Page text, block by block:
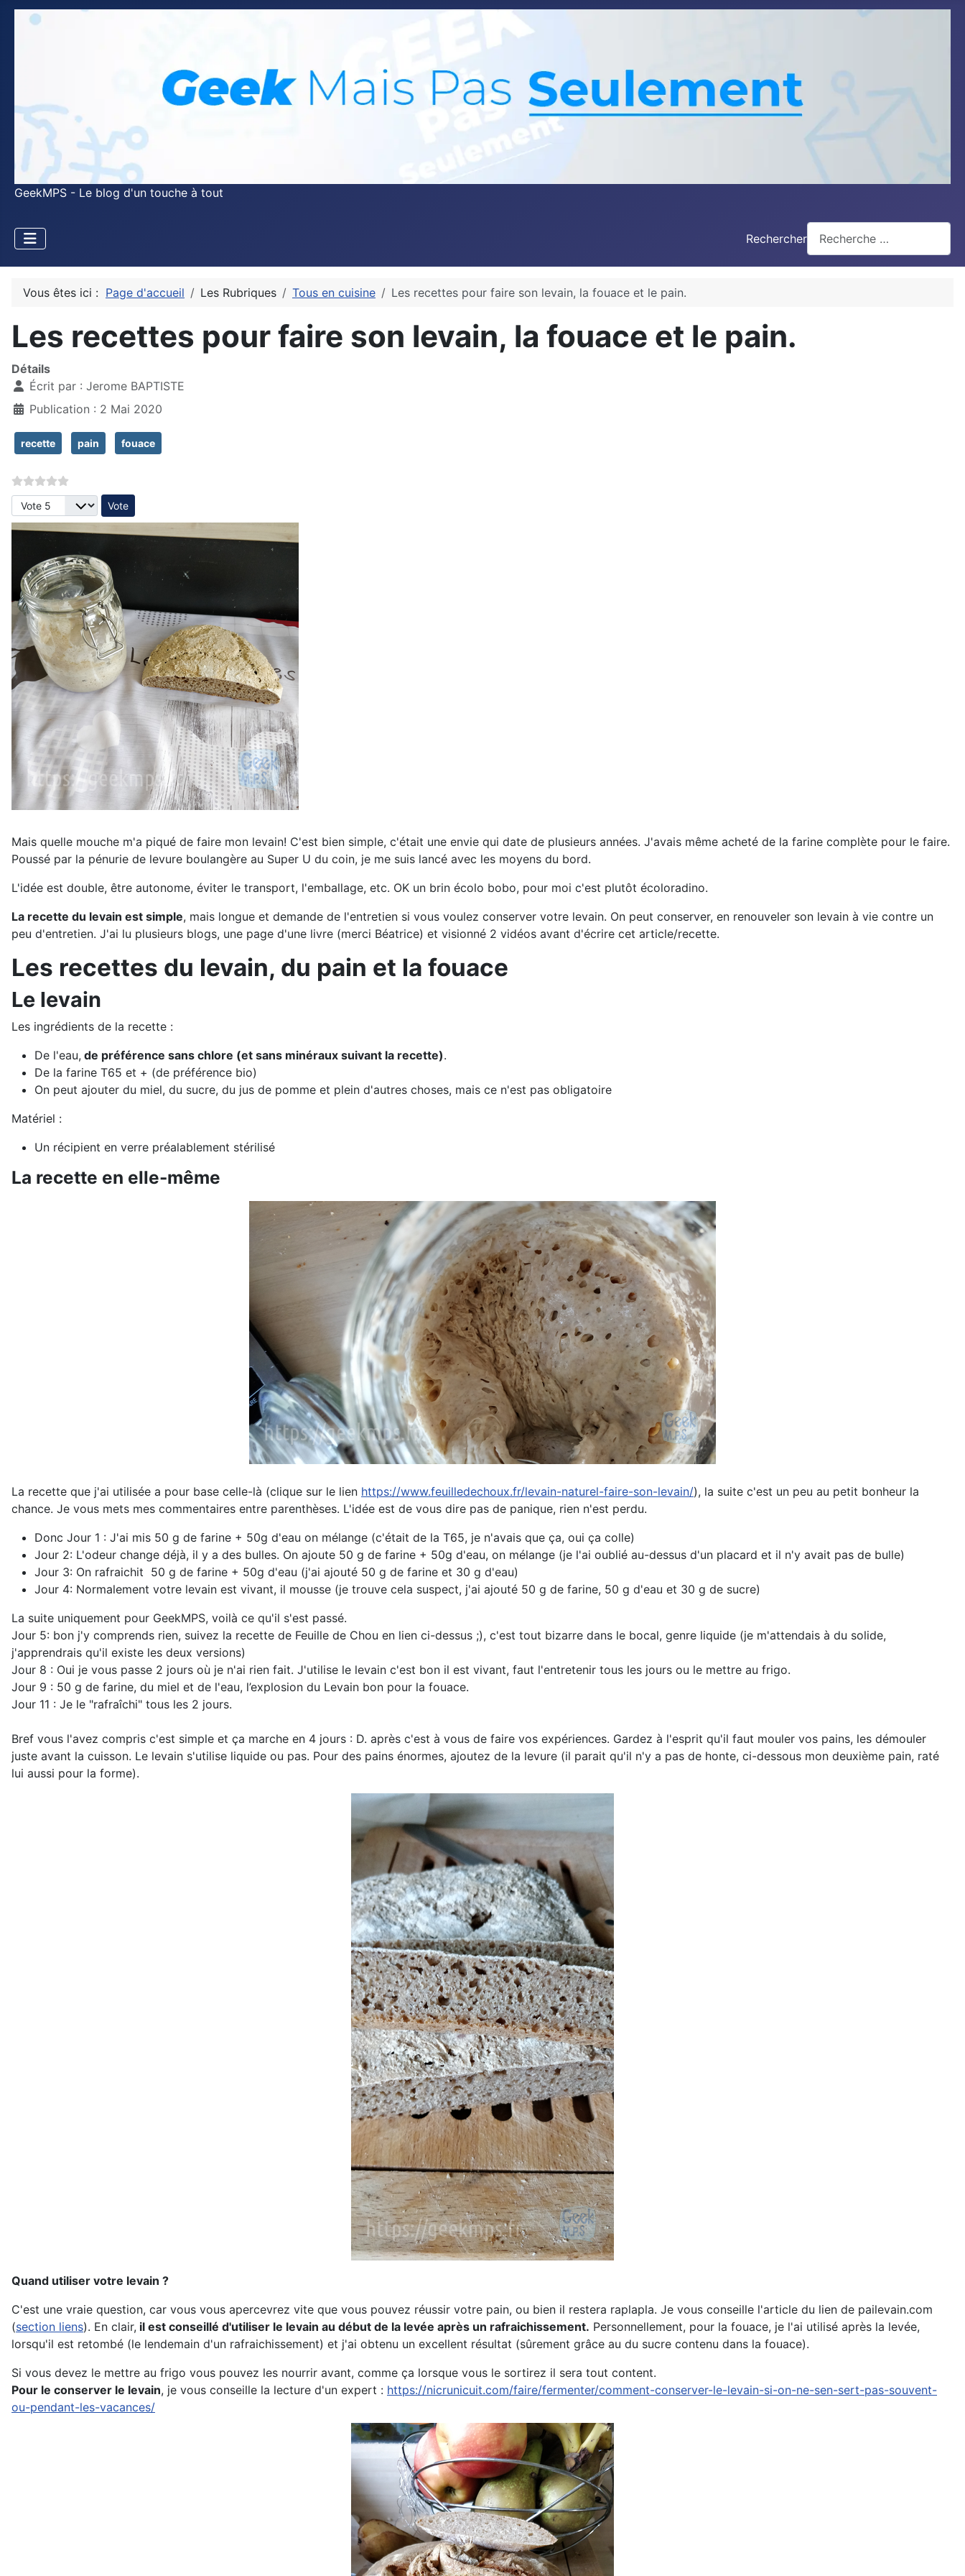
GeekMPS - Le blog d'un touche à tout
Rechercher
Vous êtes ici : Page d'accueil Les Rubriques Tous en cuisine Les recettes pour faire son levain, la fouace et le pain.
Les recettes pour faire son levain, la fouace et le pain.
Détails
Écrit par : Jerome BAPTISTE
Publication : 2 Mai 2020
recette pain fouace
Veuillez voter
Mais quelle mouche m'a piqué de faire mon levain! C'est bien simple, c'était une envie qui date de plusieurs années. J'avais même acheté de la farine complète pour le faire.
Poussé par la pénurie de levure boulangère au Super U du coin, je me suis lancé avec les moyens du bord.
L'idée est double, être autonome, éviter le transport, l'emballage, etc. OK un brin écolo bobo, pour moi c'est plutôt écoloradino.
La recette du levain est simple, mais longue et demande de l'entretien si vous voulez conserver votre levain. On peut conserver, en renouveler son levain à vie contre un
peu d'entretien. J'ai lu plusieurs blogs, une page d'une livre (merci Béatrice) et visionné 2 vidéos avant d'écrire cet article/recette.
Les recettes du levain, du pain et la fouace
Le levain
Les ingrédients de la recette :
De l'eau, de préférence sans chlore (et sans minéraux suivant la recette).
De la farine T65 et + (de préférence bio)
On peut ajouter du miel, du sucre, du jus de pomme et plein d'autres choses, mais ce n'est pas obligatoire
Matériel :
Un récipient en verre préalablement stérilisé
La recette en elle-même
La recette que j'ai utilisée a pour base celle-là (clique sur le lien https://www.feuilledechoux.fr/levain-naturel-faire-son-levain/), la suite c'est un peu au petit bonheur la
chance. Je vous mets mes commentaires entre parenthèses. L'idée est de vous dire pas de panique, rien n'est perdu.
Donc Jour 1 : J'ai mis 50 g de farine + 50g d'eau on mélange (c'était de la T65, je n'avais que ça, oui ça colle)
Jour 2: L'odeur change déjà, il y a des bulles. On ajoute 50 g de farine + 50g d'eau, on mélange (je l'ai oublié au-dessus d'un placard et il n'y avait pas de bulle)
Jour 3: On rafraichit 50 g de farine + 50g d'eau (j'ai ajouté 50 g de farine et 30 g d'eau)
Jour 4: Normalement votre levain est vivant, il mousse (je trouve cela suspect, j'ai ajouté 50 g de farine, 50 g d'eau et 30 g de sucre)
La suite uniquement pour GeekMPS, voilà ce qu'il s'est passé.
Jour 5: bon j'y comprends rien, suivez la recette de Feuille de Chou en lien ci-dessus ;), c'est tout bizarre dans le bocal, genre liquide (je m'attendais à du solide,
j'apprendrais qu'il existe les deux versions)
Jour 8 : Oui je vous passe 2 jours où je n'ai rien fait. J'utilise le levain c'est bon il est vivant, faut l'entretenir tous les jours ou le mettre au frigo.
Jour 9 : 50 g de farine, du miel et de l'eau, l’explosion du Levain bon pour la fouace.
Jour 11 : Je le "rafraîchi" tous les 2 jours.
Bref vous l'avez compris c'est simple et ça marche en 4 jours : D. après c'est à vous de faire vos expériences. Gardez à l'esprit qu'il faut mouler vos pains, les démouler
juste avant la cuisson. Le levain s'utilise liquide ou pas. Pour des pains énormes, ajoutez de la levure (il parait qu'il n'y a pas de honte, ci-dessous mon deuxième pain, raté
lui aussi pour la forme).
Quand utiliser votre levain ?
C'est une vraie question, car vous vous apercevrez vite que vous pouvez réussir votre pain, ou bien il restera raplapla. Je vous conseille l'article du lien de pailevain.com
(section liens). En clair, il est conseillé d'utiliser le levain au début de la levée après un rafraichissement. Personnellement, pour la fouace, je l'ai utilisé après la levée,
lorsqu'il est retombé (le lendemain d'un rafraichissement) et j'ai obtenu un excellent résultat (sûrement grâce au du sucre contenu dans la fouace).
Si vous devez le mettre au frigo vous pouvez les nourrir avant, comme ça lorsque vous le sortirez il sera tout content.
Pour le conserver le levain, je vous conseille la lecture d'un expert : https://nicrunicuit.com/faire/fermenter/comment-conserver-le-levain-si-on-ne-sen-sert-pas-souvent-
ou-pendant-les-vacances/